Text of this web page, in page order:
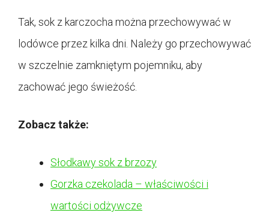
Tak, sok z karczocha można przechowywać w
lodówce przez kilka dni. Należy go przechowywać
w szczelnie zamkniętym pojemniku, aby
zachować jego świeżość.
Zobacz także:
Słodkawy sok z brzozy
Gorzka czekolada – właściwości i
wartości odżywcze